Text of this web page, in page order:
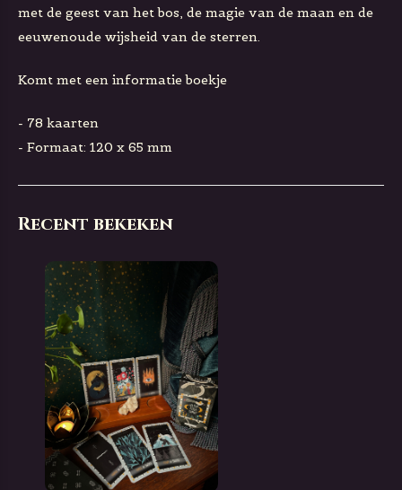
met de geest van het bos, de magie van de maan en de
eeuwenoude wijsheid van de sterren.
Komt met een informatie boekje
- 78 kaarten
- Formaat: 120 x 65 mm
Recent bekeken